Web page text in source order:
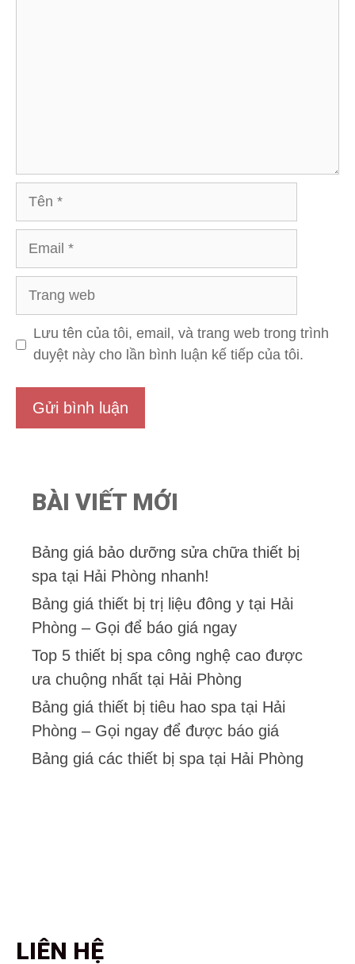
Lưu tên của tôi, email, và trang web trong trình
duyệt này cho lần bình luận kế tiếp của tôi.
BÀI VIẾT MỚI
Bảng giá bảo dưỡng sửa chữa thiết bị
spa tại Hải Phòng nhanh!
Bảng giá thiết bị trị liệu đông y tại Hải
Phòng – Gọi để báo giá ngay
Top 5 thiết bị spa công nghệ cao được
ưa chuộng nhất tại Hải Phòng
Bảng giá thiết bị tiêu hao spa tại Hải
Phòng – Gọi ngay để được báo giá
Bảng giá các thiết bị spa tại Hải Phòng
LIÊN HỆ